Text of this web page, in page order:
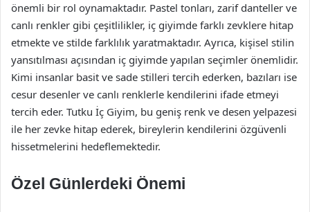
önemli bir rol oynamaktadır. Pastel tonları, zarif danteller ve
canlı renkler gibi çeşitlilikler, iç giyimde farklı zevklere hitap
etmekte ve stilde farklılık yaratmaktadır. Ayrıca, kişisel stilin
yansıtılması açısından iç giyimde yapılan seçimler önemlidir.
Kimi insanlar basit ve sade stilleri tercih ederken, bazıları ise
cesur desenler ve canlı renklerle kendilerini ifade etmeyi
tercih eder. Tutku İç Giyim, bu geniş renk ve desen yelpazesi
ile her zevke hitap ederek, bireylerin kendilerini özgüvenli
hissetmelerini hedeflemektedir.
Özel Günlerdeki Önemi